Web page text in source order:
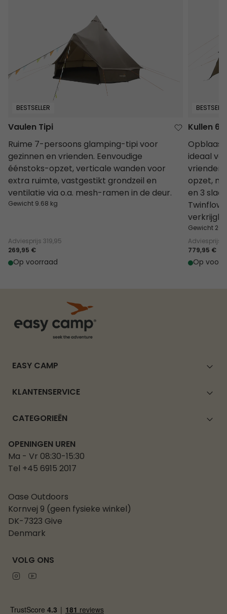
BESTSELLER
Vaulen Tipi
Ruime 7-persoons glamping-tipi voor
gezinnen en vrienden. Eenvoudige
éénstoks-opzet, verticale wanden voor
extra ruimte, vastgestikt grondzeil en
ventilatie via o.a. mesh-ramen in de deur.
Gewicht 9.68 kg
Adviesprijs 319,95
269,95 €
Op voorraad
Kullen 6
ideaal
opzet,
en 3
Gewicht
Adviesprijs
779,95 €
Op
EASY CAMP
KLANTENSERVICE
CATEGORIEËN
OPENINGEN UREN
Ma - Vr 08:30-15:30
Tel +45 6915 2017
Oase Outdoors
Kornvej 9 (geen fysieke winkel)
DK-7323 Give
Denmark
VOLG ONS
Instagram
Youtube